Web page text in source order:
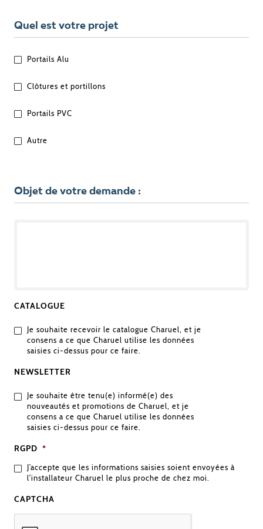
Quel est votre projet
QUEL
VOTRE
PROJET
Portails Alu
Clôtures et portillons
Portails PVC
Autre
Objet de votre demande :
CATALOGUE
Je souhaite recevoir le catalogue Charuel, et je
consens a ce que Charuel utilise les données
saisies ci-dessus pour ce faire.
NEWSLETTER
Je souhaite être tenu(e) informé(e) des
nouveautés et promotions de Charuel, et je
consens a ce que Charuel utilise les données
saisies ci-dessus pour ce faire.
RGPD *
J’accepte que les informations saisies soient envoyées à
l’installateur Charuel le plus proche de chez moi.
CAPTCHA